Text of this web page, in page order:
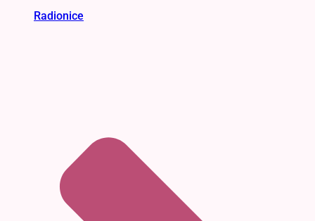
Radionice